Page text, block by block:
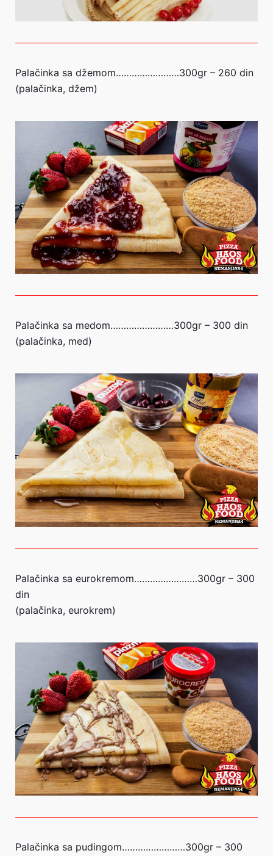
Palačinka sa džemom……………………300gr – 260 din
(palačinka, džem)
Palačinka sa medom……………………300gr – 300 din
(palačinka, med)
Palačinka sa eurokremom……………………300gr – 300
din
(palačinka, eurokrem)
Palačinka sa pudingom……………………300gr – 300